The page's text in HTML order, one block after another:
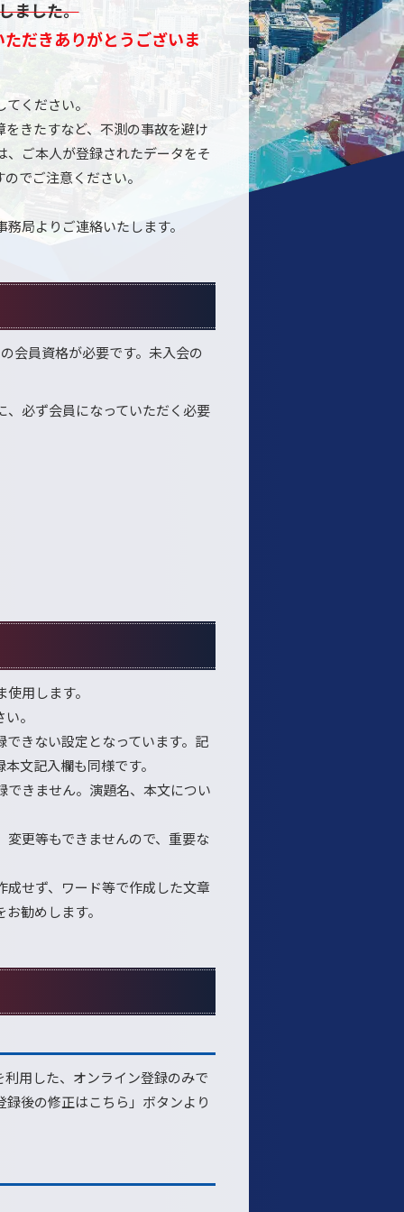
ました。
だきありがとうございま
ください。
きたすなど、不測の事故を避け
ご本人が登録されたデータをそ
でご注意ください。
局よりご連絡いたします。
会員資格が必要です。未入会の
必ず会員になっていただく必要
用します。
。
きない設定となっています。記
文記入欄も同様です。
きません。演題名、本文につい
更等もできませんので、重要な
せず、ワード等で作成した文章
勧めします。
用した、オンライン登録のみで
後の修正はこちら」ボタンより